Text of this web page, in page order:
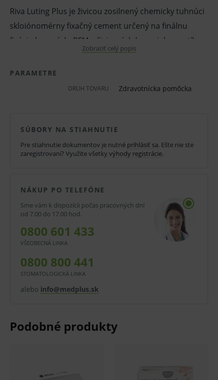
Riva Luting Plus je živicou zosilnený chemicky tuhnúci
skloiónomérny fixačný cement určený na finálnu
fixáciu kovových, PFM a živicových koruniek, mostíkov,
inlejí, onlejí a tiež keramických inlejí a koruniek. Riva
Luting Plus sa chemicky viaže na dentín, sklovinu a
všetky typy základných materiálov.
neobsahuje Bisfenol A ani jeho deriváty
vysoká pevnosť spoja
chemicky tuhnúci skloiónomérny fixačný
cement
vďaka vynikajúcej adhézii k zubom, vysokému
uvoľňovaniu fluoridu a tekutosti je použiteľný
pre široké spektrum klinických aplikácií
dostupný v univerzálnom svetložltom odtieni
Vysoká pevnosť spoja
pochváliť výbornou adhéziou k dentínu a k oxidu
Veľké množstvo uvoľňovaného fluoridu
Zobraziť celý popis
PARAMETRE
DRUH TOVARU Zdravotnícka pomôcka
SÚBORY NA STIAHNUTIE
Pre stiahnutie dokumentov je nutné prihlásiť sa. Ešte nie ste
zaregistrovaní? Využite všetky výhody registrácie.
NÁKUP PO TELEFÓNE
Sme vám k dispozícii počas pracovných dní
od 7.00 do 17.00 hod.
0800 601 433
VŠEOBECNÁ LINKA
0800 800 441
STOMATOLOGICKÁ LINKA
alebo info@medplus.sk